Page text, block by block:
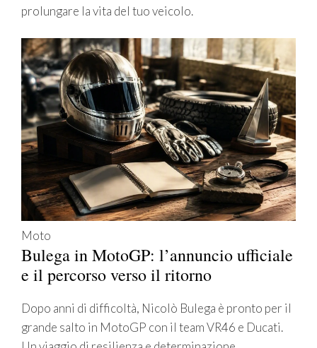
prolungare la vita del tuo veicolo.
Moto
Bulega in MotoGP: l’annuncio ufficiale
e il percorso verso il ritorno
Dopo anni di difficoltà, Nicolò Bulega è pronto per il
grande salto in MotoGP con il team VR46 e Ducati.